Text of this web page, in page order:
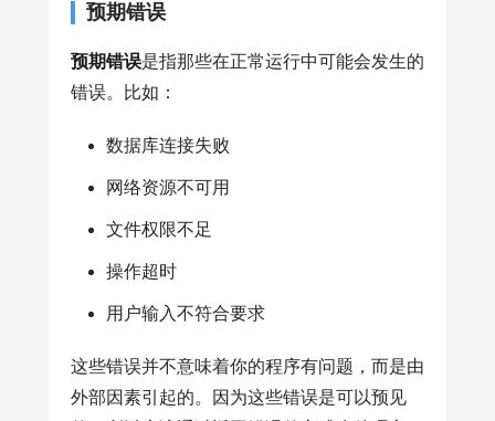
预期错误
预期错误是指那些在正常运行中可能会发生的
错误。比如：
数据库连接失败
网络资源不可用
文件权限不足
操作超时
用户输入不符合要求
这些错误并不意味着你的程序有问题，而是由
外部因素引起的。因为这些错误是可以预见